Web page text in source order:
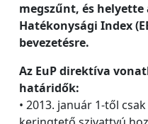
megszűnt, és helyette
Hatékonysági Index
bevezetésre.
Az EuP direktíva
határidők:
• 2013. január 1-től